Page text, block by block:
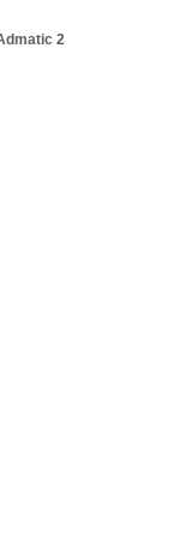
2